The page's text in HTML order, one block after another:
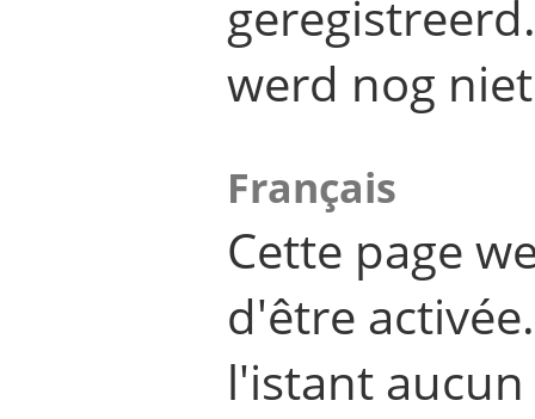
werd nog
Français
Cette page
d'être
l'istant